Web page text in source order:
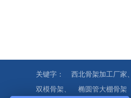
关键字： 西北骨架加工厂家、
双模骨架、
椭圆管大棚骨架